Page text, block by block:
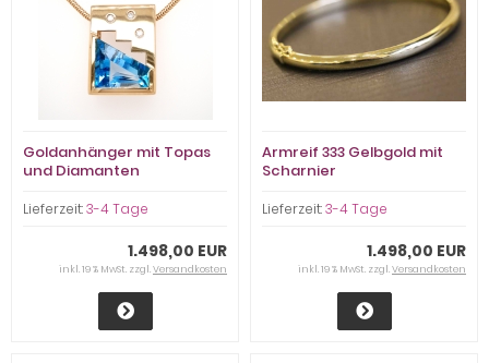
Goldanhänger mit Topas
und Diamanten
Lieferzeit:3-4 Tage
1.498,00 EUR
inkl. 19 % MwSt. zzgl.Versandkosten
Armreif 333 Gelbgold mit
Scharnier
Lieferzeit:3-4 Tage
1.498,00 EUR
inkl. 19 % MwSt. zzgl.Versandkosten